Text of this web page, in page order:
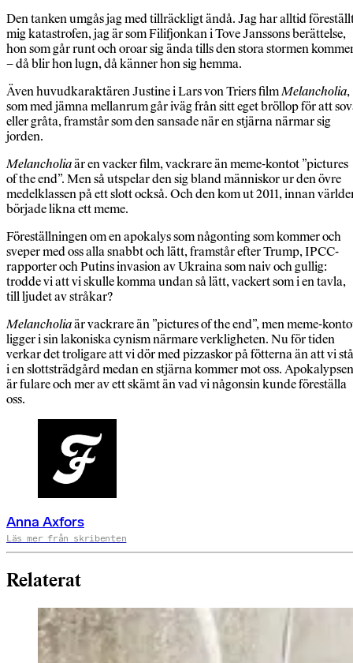
Den tanken umgås jag med tillräckligt ändå. Jag har alltid
mig katastrofen, jag är som Filifjonkan i Tove Janssons berättelse,
hon som går runt och oroar sig ända tills den stora stormen
– då blir hon lugn, då känner hon sig hemma.
Även huvud­karaktären Justine i Lars von Triers filmMelancholia,
som med jämna mellan­rum går iväg från sitt eget bröllop för att
eller gråta, fram­står som den sansade när en stjärna närmar sig
jorden.
Melancholiaär en vacker film, vackrare än meme-kontot ”pictures
of the end”. Men så utspelar den sig bland människor ur den övre
medelklassen på ett slott också. Och den kom ut 2011, innan
började likna ett meme.
Föreställningen om en apokalys som någonting som kommer och
sveper med oss alla snabbt och lätt, framstår efter Trump, IPCC-
rapporter och Putins invasion av Ukraina som naiv och gullig:
trodde vi att vi skulle komma undan så lätt, vackert som i en tavla,
till ljudet av stråkar?
Melancholiaär vackrare än ”pictures of the end”, men meme-
ligger i sin lakoniska cynism närmare verkligheten. Nu för tiden
verkar det troligare att vi dör med pizzaskor på fötterna än att vi
i en slottsträdgård medan en stjärna kommer mot oss. Apokalypsen
är fulare och mer av ett skämt än vad vi någonsin kunde föreställa
oss.
Anna Axfors
Läs mer från skribenten
Relaterat